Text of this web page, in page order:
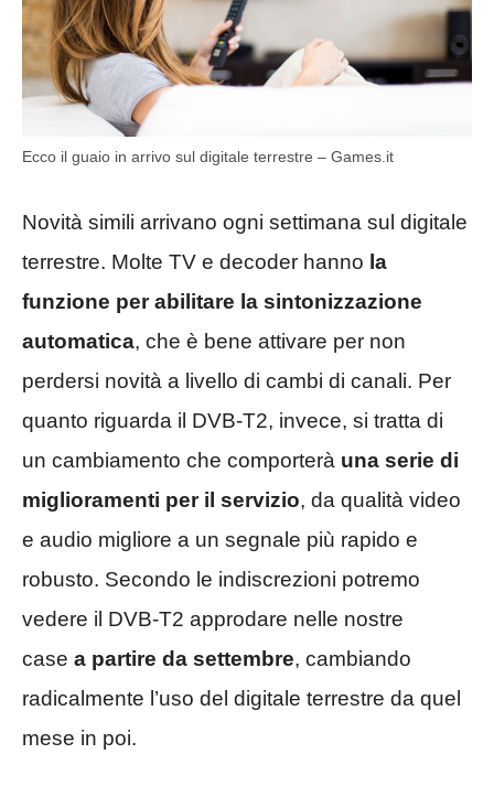
Ecco il guaio in arrivo sul digitale terrestre – Games.it
Novità simili arrivano ogni settimana sul digitale
terrestre. Molte TV e decoder hanno la
funzione per abilitare la sintonizzazione
automatica, che è bene attivare per non
perdersi novità a livello di cambi di canali. Per
quanto riguarda il DVB-T2, invece, si tratta di
un cambiamento che comporterà una serie di
miglioramenti per il servizio, da qualità video
e audio migliore a un segnale più rapido e
robusto. Secondo le indiscrezioni potremo
vedere il DVB-T2 approdare nelle nostre
case a partire da settembre, cambiando
radicalmente l’uso del digitale terrestre da quel
mese in poi.